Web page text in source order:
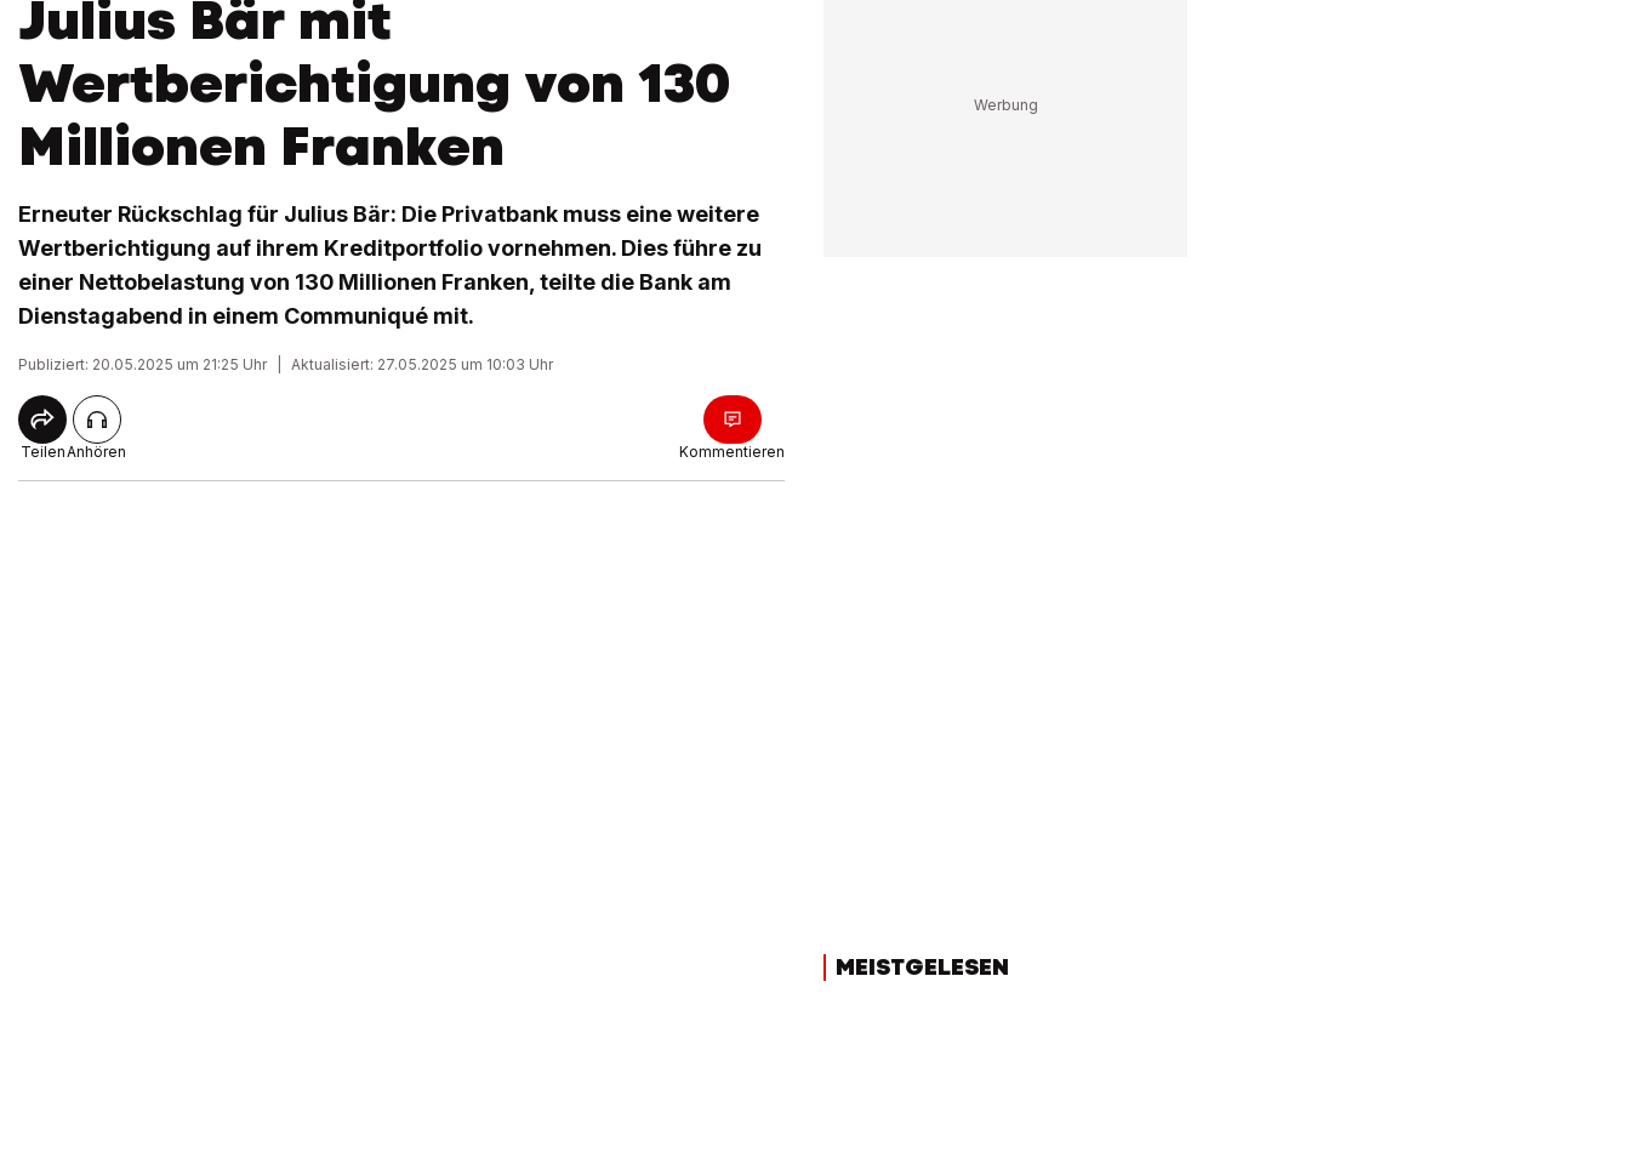
Julius Bär mit
Wertberichtigung von 130
Millionen Franken
Erneuter Rückschlag für Julius Bär: Die Privatbank muss eine weitere
Wertberichtigung auf ihrem Kreditportfolio vornehmen. Dies führe zu
einer Nettobelastung von 130 Millionen Franken, teilte die Bank am
Dienstagabend in einem Communiqué mit.
Publiziert: 20.05.2025 um 21:25 Uhr Aktualisiert: 27.05.2025 um 10:03 Uhr
TeilenAnhören Kommentieren
MEISTGELESEN